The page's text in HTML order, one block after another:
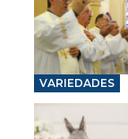
VARIEDADES